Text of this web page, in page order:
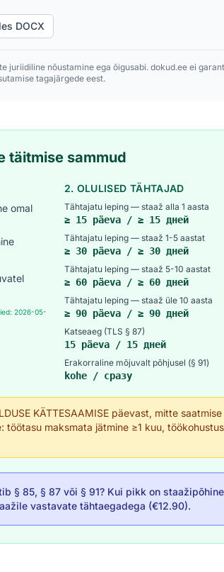
DOCX
juriidiline nõustamine ega õigusabi. dokud.ee ei
tagajärgede eest.
täitmise sammud
omal
2026-05-
2. OLULISED TÄHTAJAD
Tähtajatu leping — staaž alla 1 aasta
≥ 15 päeva / ≥ 15 дней
Tähtajatu leping — staaž 1-5 aastat
≥ 30 päeva / ≥ 30 дней
Tähtajatu leping — staaž 5-10 aastat
≥ 60 päeva / ≥ 60 дней
Tähtajatu leping — staaž üle 10 aasta
≥ 90 päeva / ≥ 90 дней
Katseaeg (TLS § 87)
15 päeva / 15 дней
Erakorraline mõjuvalt põhjusel (§ 91)
kohe / сразу
KÄTTESAAMISE päevast, mitte
töötasu maksmata jätmine ≥1 kuu,
§ 85, § 87 või § 91? Kui pikk on
vastavate tähtaegadega (€12.90).